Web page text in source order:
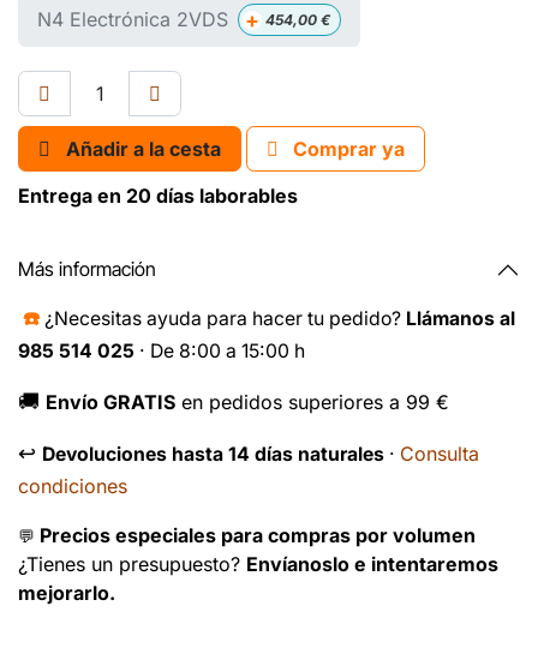
N4 Electrónica 2VDS + 454,00 €
Añadir a la cesta
Comprar ya
Entrega en 20 días laborables
Más información
☎️ ¿Necesitas ayuda para hacer tu pedido? Llámanos al
985 514 025 · De 8:00 a 15:00 h
🚚 Envío GRATIS en pedidos superiores a 99 €
↩️ Devoluciones hasta 14 días naturales · Consulta
condiciones
💬 Precios especiales para compras por volumen
¿Tienes un presupuesto? Envíanoslo e intentaremos
mejorarlo.